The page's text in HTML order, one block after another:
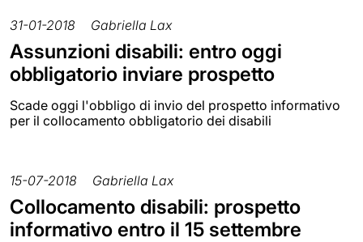
31-01-2018 Gabriella Lax
Assunzioni disabili: entro oggi
obbligatorio inviare prospetto
Scade oggi l'obbligo di invio del prospetto informativo
per il collocamento obbligatorio dei disabili
15-07-2018 Gabriella Lax
Collocamento disabili: prospetto
informativo entro il 15 settembre